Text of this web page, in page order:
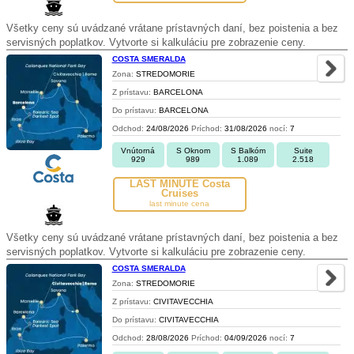
Všetky ceny sú uvádzané vrátane prístavných daní, bez poistenia a bez
servisných poplatkov. Vytvorte si kalkuláciu pre zobrazenie ceny.
COSTA SMERALDA
Zona: STREDOMORIE
Z prístavu: BARCELONA
Do prístavu: BARCELONA
Odchod: 24/08/2026 Príchod: 31/08/2026 nocí: 7
Vnútorná
929
S Oknom
989
S Balkóm
1.089
Suite
2.518
LAST MINUTE Costa
Cruises
last minute cena
Všetky ceny sú uvádzané vrátane prístavných daní, bez poistenia a bez
servisných poplatkov. Vytvorte si kalkuláciu pre zobrazenie ceny.
COSTA SMERALDA
Zona: STREDOMORIE
Z prístavu: CIVITAVECCHIA
Do prístavu: CIVITAVECCHIA
Odchod: 28/08/2026 Príchod: 04/09/2026 nocí: 7